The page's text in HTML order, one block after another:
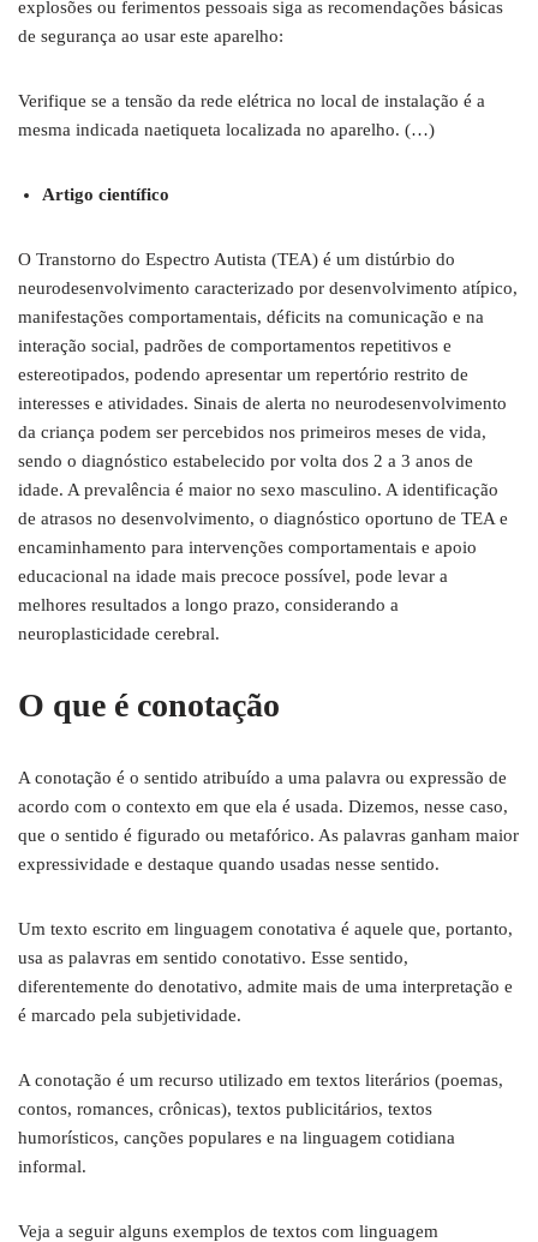
explosões ou ferimentos pessoais siga as recomendações básicas
de segurança ao usar este aparelho:
Verifique se a tensão da rede elétrica no local de instalação é a
mesma indicada naetiqueta localizada no aparelho. (…)
Artigo científico
O Transtorno do Espectro Autista (TEA) é um distúrbio do
neurodesenvolvimento caracterizado por desenvolvimento atípico,
manifestações comportamentais, déficits na comunicação e na
interação social, padrões de comportamentos repetitivos e
estereotipados, podendo apresentar um repertório restrito de
interesses e atividades. Sinais de alerta no neurodesenvolvimento
da criança podem ser percebidos nos primeiros meses de vida,
sendo o diagnóstico estabelecido por volta dos 2 a 3 anos de
idade. A prevalência é maior no sexo masculino. A identificação
de atrasos no desenvolvimento, o diagnóstico oportuno de TEA e
encaminhamento para intervenções comportamentais e apoio
educacional na idade mais precoce possível, pode levar a
melhores resultados a longo prazo, considerando a
neuroplasticidade cerebral.
O que é conotação
A conotação é o sentido atribuído a uma palavra ou expressão de
acordo com o contexto em que ela é usada. Dizemos, nesse caso,
que o sentido é figurado ou metafórico. As palavras ganham maior
expressividade e destaque quando usadas nesse sentido.
Um texto escrito em linguagem conotativa é aquele que, portanto,
usa as palavras em sentido conotativo. Esse sentido,
diferentemente do denotativo, admite mais de uma interpretação e
é marcado pela subjetividade.
A conotação é um recurso utilizado em textos literários (poemas,
contos, romances, crônicas), textos publicitários, textos
humorísticos, canções populares e na linguagem cotidiana
informal.
Veja a seguir alguns exemplos de textos com linguagem